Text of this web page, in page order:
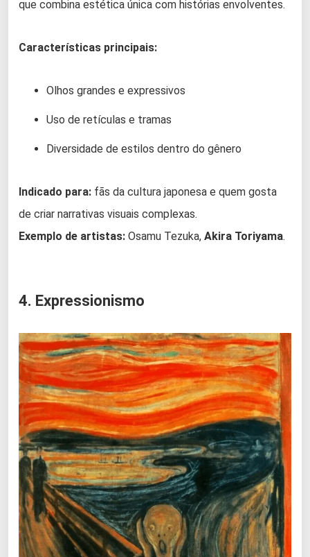
que combina estética única com histórias envolventes.
Características principais:
Olhos grandes e expressivos
Uso de retículas e tramas
Diversidade de estilos dentro do gênero
Indicado para: fãs da cultura japonesa e quem gosta
de criar narrativas visuais complexas.
Exemplo de artistas: Osamu Tezuka, Akira Toriyama.
4. Expressionismo